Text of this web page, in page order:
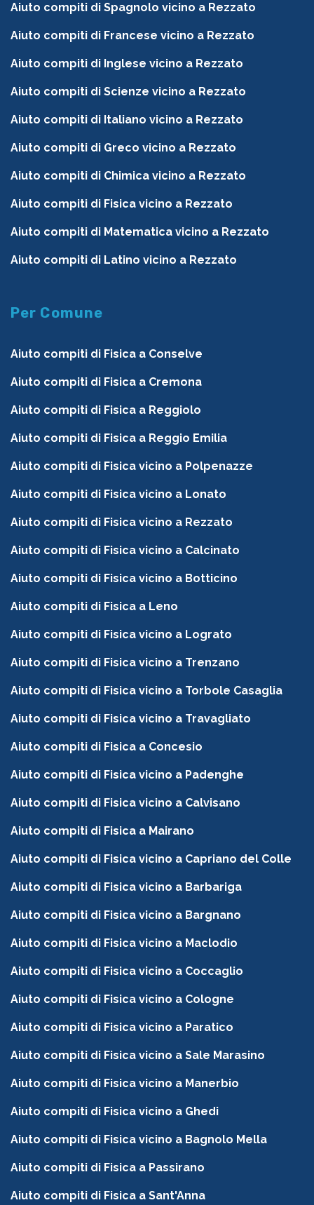
Aiuto compiti di Spagnolo vicino a Rezzato
Aiuto compiti di Francese vicino a Rezzato
Aiuto compiti di Inglese vicino a Rezzato
Aiuto compiti di Scienze vicino a Rezzato
Aiuto compiti di Italiano vicino a Rezzato
Aiuto compiti di Greco vicino a Rezzato
Aiuto compiti di Chimica vicino a Rezzato
Aiuto compiti di Fisica vicino a Rezzato
Aiuto compiti di Matematica vicino a Rezzato
Aiuto compiti di Latino vicino a Rezzato
Per Comune
Aiuto compiti di Fisica a Conselve
Aiuto compiti di Fisica a Cremona
Aiuto compiti di Fisica a Reggiolo
Aiuto compiti di Fisica a Reggio Emilia
Aiuto compiti di Fisica vicino a Polpenazze
Aiuto compiti di Fisica vicino a Lonato
Aiuto compiti di Fisica vicino a Rezzato
Aiuto compiti di Fisica vicino a Calcinato
Aiuto compiti di Fisica vicino a Botticino
Aiuto compiti di Fisica a Leno
Aiuto compiti di Fisica vicino a Lograto
Aiuto compiti di Fisica vicino a Trenzano
Aiuto compiti di Fisica vicino a Torbole Casaglia
Aiuto compiti di Fisica vicino a Travagliato
Aiuto compiti di Fisica a Concesio
Aiuto compiti di Fisica vicino a Padenghe
Aiuto compiti di Fisica vicino a Calvisano
Aiuto compiti di Fisica a Mairano
Aiuto compiti di Fisica vicino a Capriano del Colle
Aiuto compiti di Fisica vicino a Barbariga
Aiuto compiti di Fisica vicino a Bargnano
Aiuto compiti di Fisica vicino a Maclodio
Aiuto compiti di Fisica vicino a Coccaglio
Aiuto compiti di Fisica vicino a Cologne
Aiuto compiti di Fisica vicino a Paratico
Aiuto compiti di Fisica vicino a Sale Marasino
Aiuto compiti di Fisica vicino a Manerbio
Aiuto compiti di Fisica vicino a Ghedi
Aiuto compiti di Fisica vicino a Bagnolo Mella
Aiuto compiti di Fisica a Passirano
Aiuto compiti di Fisica a Sant'Anna